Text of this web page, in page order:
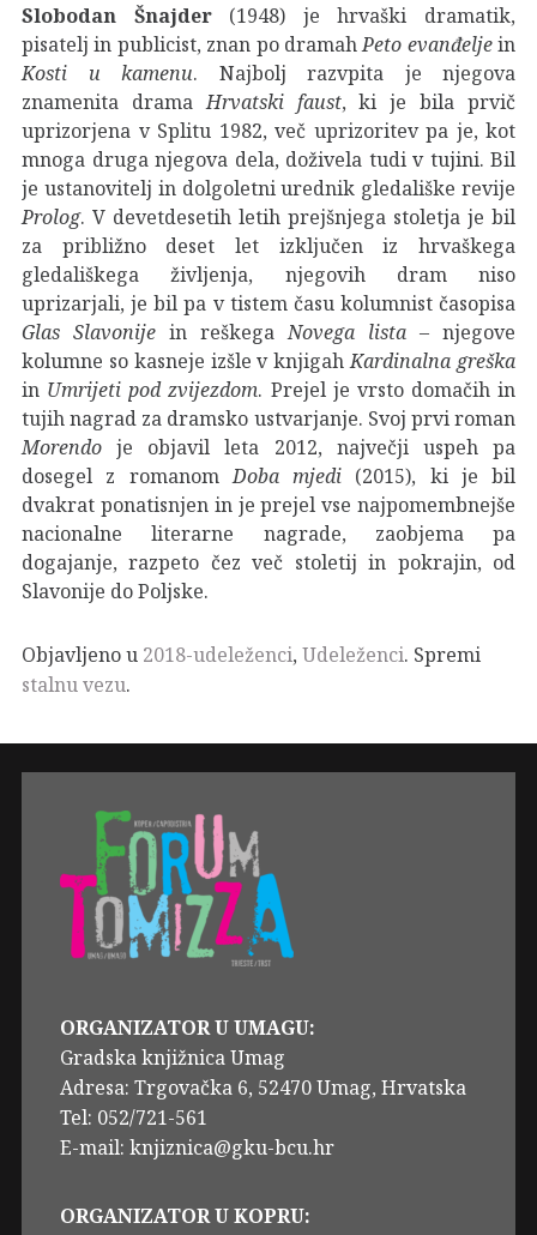
Slobodan Šnajder(1948) je hrvaški dramatik,
pisatelj in publicist, znan po dramahPeto evanđeljein
Kosti u kamenu. Najbolj razvpita je njegova
znamenita dramaHrvatski faust, ki je bila prvič
uprizorjena v Splitu 1982, več uprizoritev pa je, kot
mnoga druga njegova dela, doživela tudi v tujini. Bil
je ustanovitelj in dolgoletni urednik gledališke revije
Prolog. V devetdesetih letih prejšnjega stoletja je bil
za približno deset let izključen iz hrvaškega
gledališkega življenja, njegovih dram niso
uprizarjali, je bil pa v tistem času kolumnist časopisa
Glas Slavonije in reškegaNovega lista – njegove
kolumne so kasneje izšle v knjigahKardinalna greška
in Umrijeti pod zvijezdom. Prejel je vrsto domačih in
tujih nagrad za dramsko ustvarjanje. Svoj prvi roman
Morendoje objavil leta 2012, največji uspeh pa
dosegel z romanomDoba mjedi (2015), ki je bil
dvakrat ponatisnjen in je prejel vse najpomembnejše
nacionalne literarne nagrade, zaobjema pa
dogajanje, razpeto čez več stoletij in pokrajin, od
Slavonije do Poljske.
Objavljeno u 2018-udeleženci, Udeleženci. Spremi
stalnu vezu.
ORGANIZATOR U UMAGU:
Gradska knjižnica Umag
Adresa: Trgovačka 6, 52470 Umag, Hrvatska
Tel: 052/721-561
E-mail: knjiznica@gku-bcu.hr
ORGANIZATOR U KOPRU: